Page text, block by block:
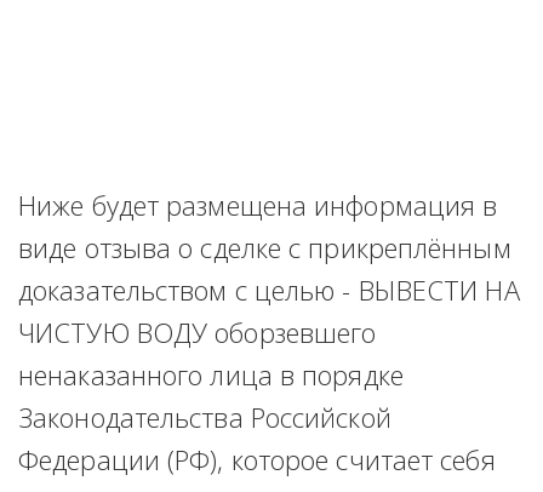
Ниже будет размещена информация в
виде отзыва о сделке с прикреплённым
доказательством с целью - ВЫВЕСТИ НА
ЧИСТУЮ ВОДУ оборзевшего
ненаказанного лица в порядке
Законодательства Российской
Федерации (РФ), которое считает себя